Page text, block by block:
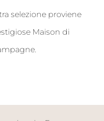
selezione proviene
Maison di